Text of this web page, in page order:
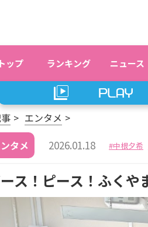
トップ ランキング ニュース
エンタメ
タメ
2026.01.18 中根夕希
ス！ピース！ふく